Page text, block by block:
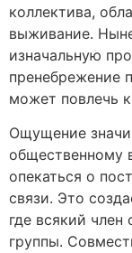
коллектива,
выживание.
изначальную
пренебрежение
может повлечь
Ощущение
общественному
опекаться о
связи. Это
где всякий
группы.